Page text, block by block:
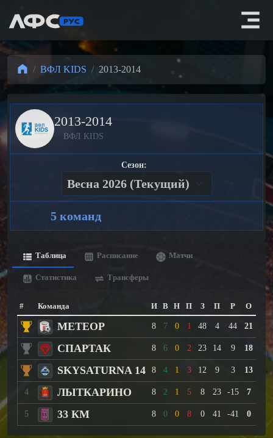
ВФЛ KIDS 2013-2014
2013-2014
ВФЛ KIDS
Сезон:
5 команд
Таблица Расписание Матчи
Статистика Трансферы
# Команда И В Н П З П Р О
МЕТЕОР 8 7 0 1 48 4 44 21
СПАРТАК 8 6 0 2 23 14 9 18
SKYSATURNA 14 8 4 1 3 12 9 3 13
4 ЛЫТКАРИНО 8 2 1 5 8 23 -15 7
5 33 КМ 8 0 0 8 0 41 -41 0